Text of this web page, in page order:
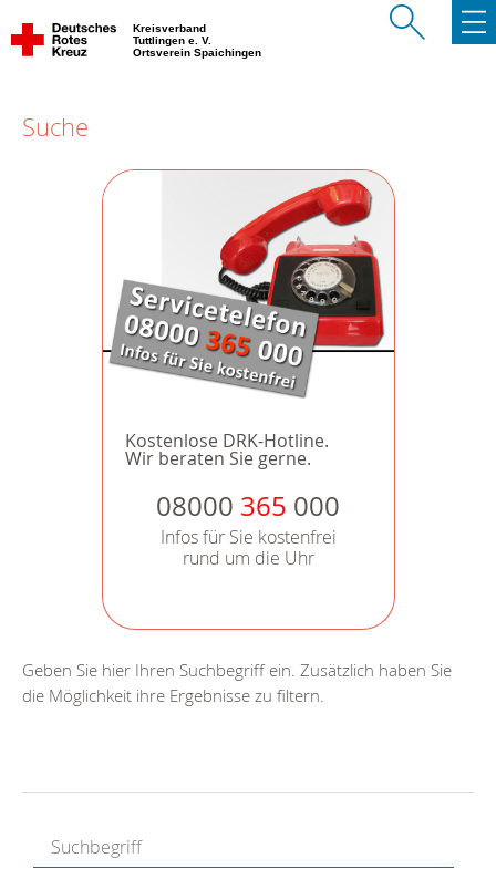
Kreisverband
Tuttlingen e. V.
Ortsverein Spaichingen
Suche
Kostenlose DRK-Hotline.
Wir beraten Sie gerne.
08000 365 000
Infos für Sie kostenfrei
rund um die Uhr
Geben Sie hier Ihren Suchbegriff ein. Zusätzlich haben Sie
die Möglichkeit ihre Ergebnisse zu filtern.